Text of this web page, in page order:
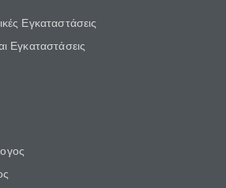
Εγκαταστάσεις
Εγκαταστάσεις